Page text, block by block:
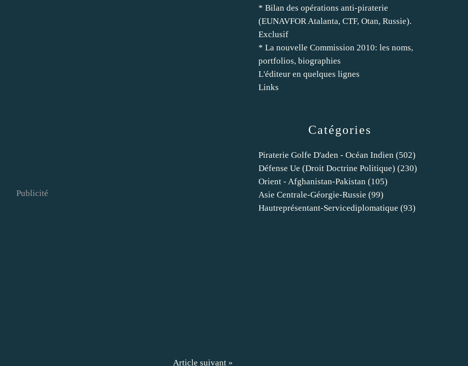
Publicité
Article suivant »
Catégories
Piraterie Golfe D'aden - Océan Indien (502)
Défense Ue (droit Doctrine Politique) (230)
Orient - Afghanistan-Pakistan (105)
Asie Centrale-Géorgie-Russie (99)
Hautreprésentant-Servicediplomatique (93)
* Bilan des opérations anti-piraterie
(EUNAVFOR Atalanta, CTF, Otan, Russie).
Exclusif
* La nouvelle Commission 2010: les noms,
portfolios, biographies
L'éditeur en quelques lignes
Links